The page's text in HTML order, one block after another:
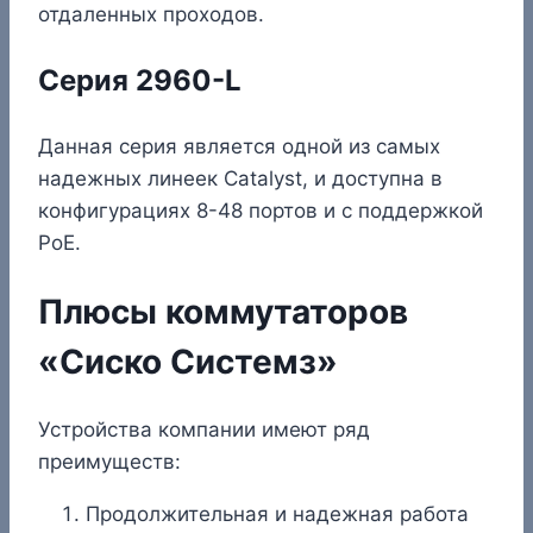
отдаленных проходов.
Серия 2960-L
Данная серия является одной из самых
надежных линеек Catalyst, и доступна в
конфигурациях 8-48 портов и с поддержкой
PoE.
Плюсы коммутаторов
«Сиско Системз»
Устройства компании имеют ряд
преимуществ:
Продолжительная и надежная работа